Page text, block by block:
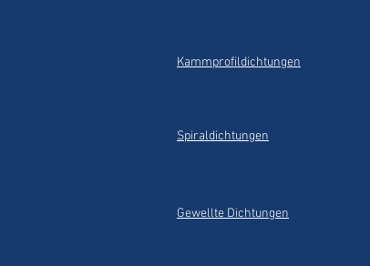
Kammprofildichtungen
Spiraldichtungen
Gewellte Dichtungen